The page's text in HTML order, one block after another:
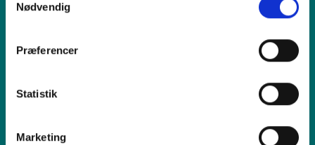
Nødvendig
Præferencer
Statistik
Marketing